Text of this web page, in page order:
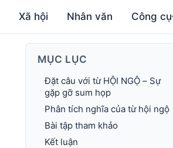
Xã hội Nhân văn Công cụ
MỤC LỤC
Đặt câu với từ HỘI NGỘ – Sự
gặp gỡ sum họp
Phân tích nghĩa của từ hội ngộ
Bài tập tham khảo
Kết luận